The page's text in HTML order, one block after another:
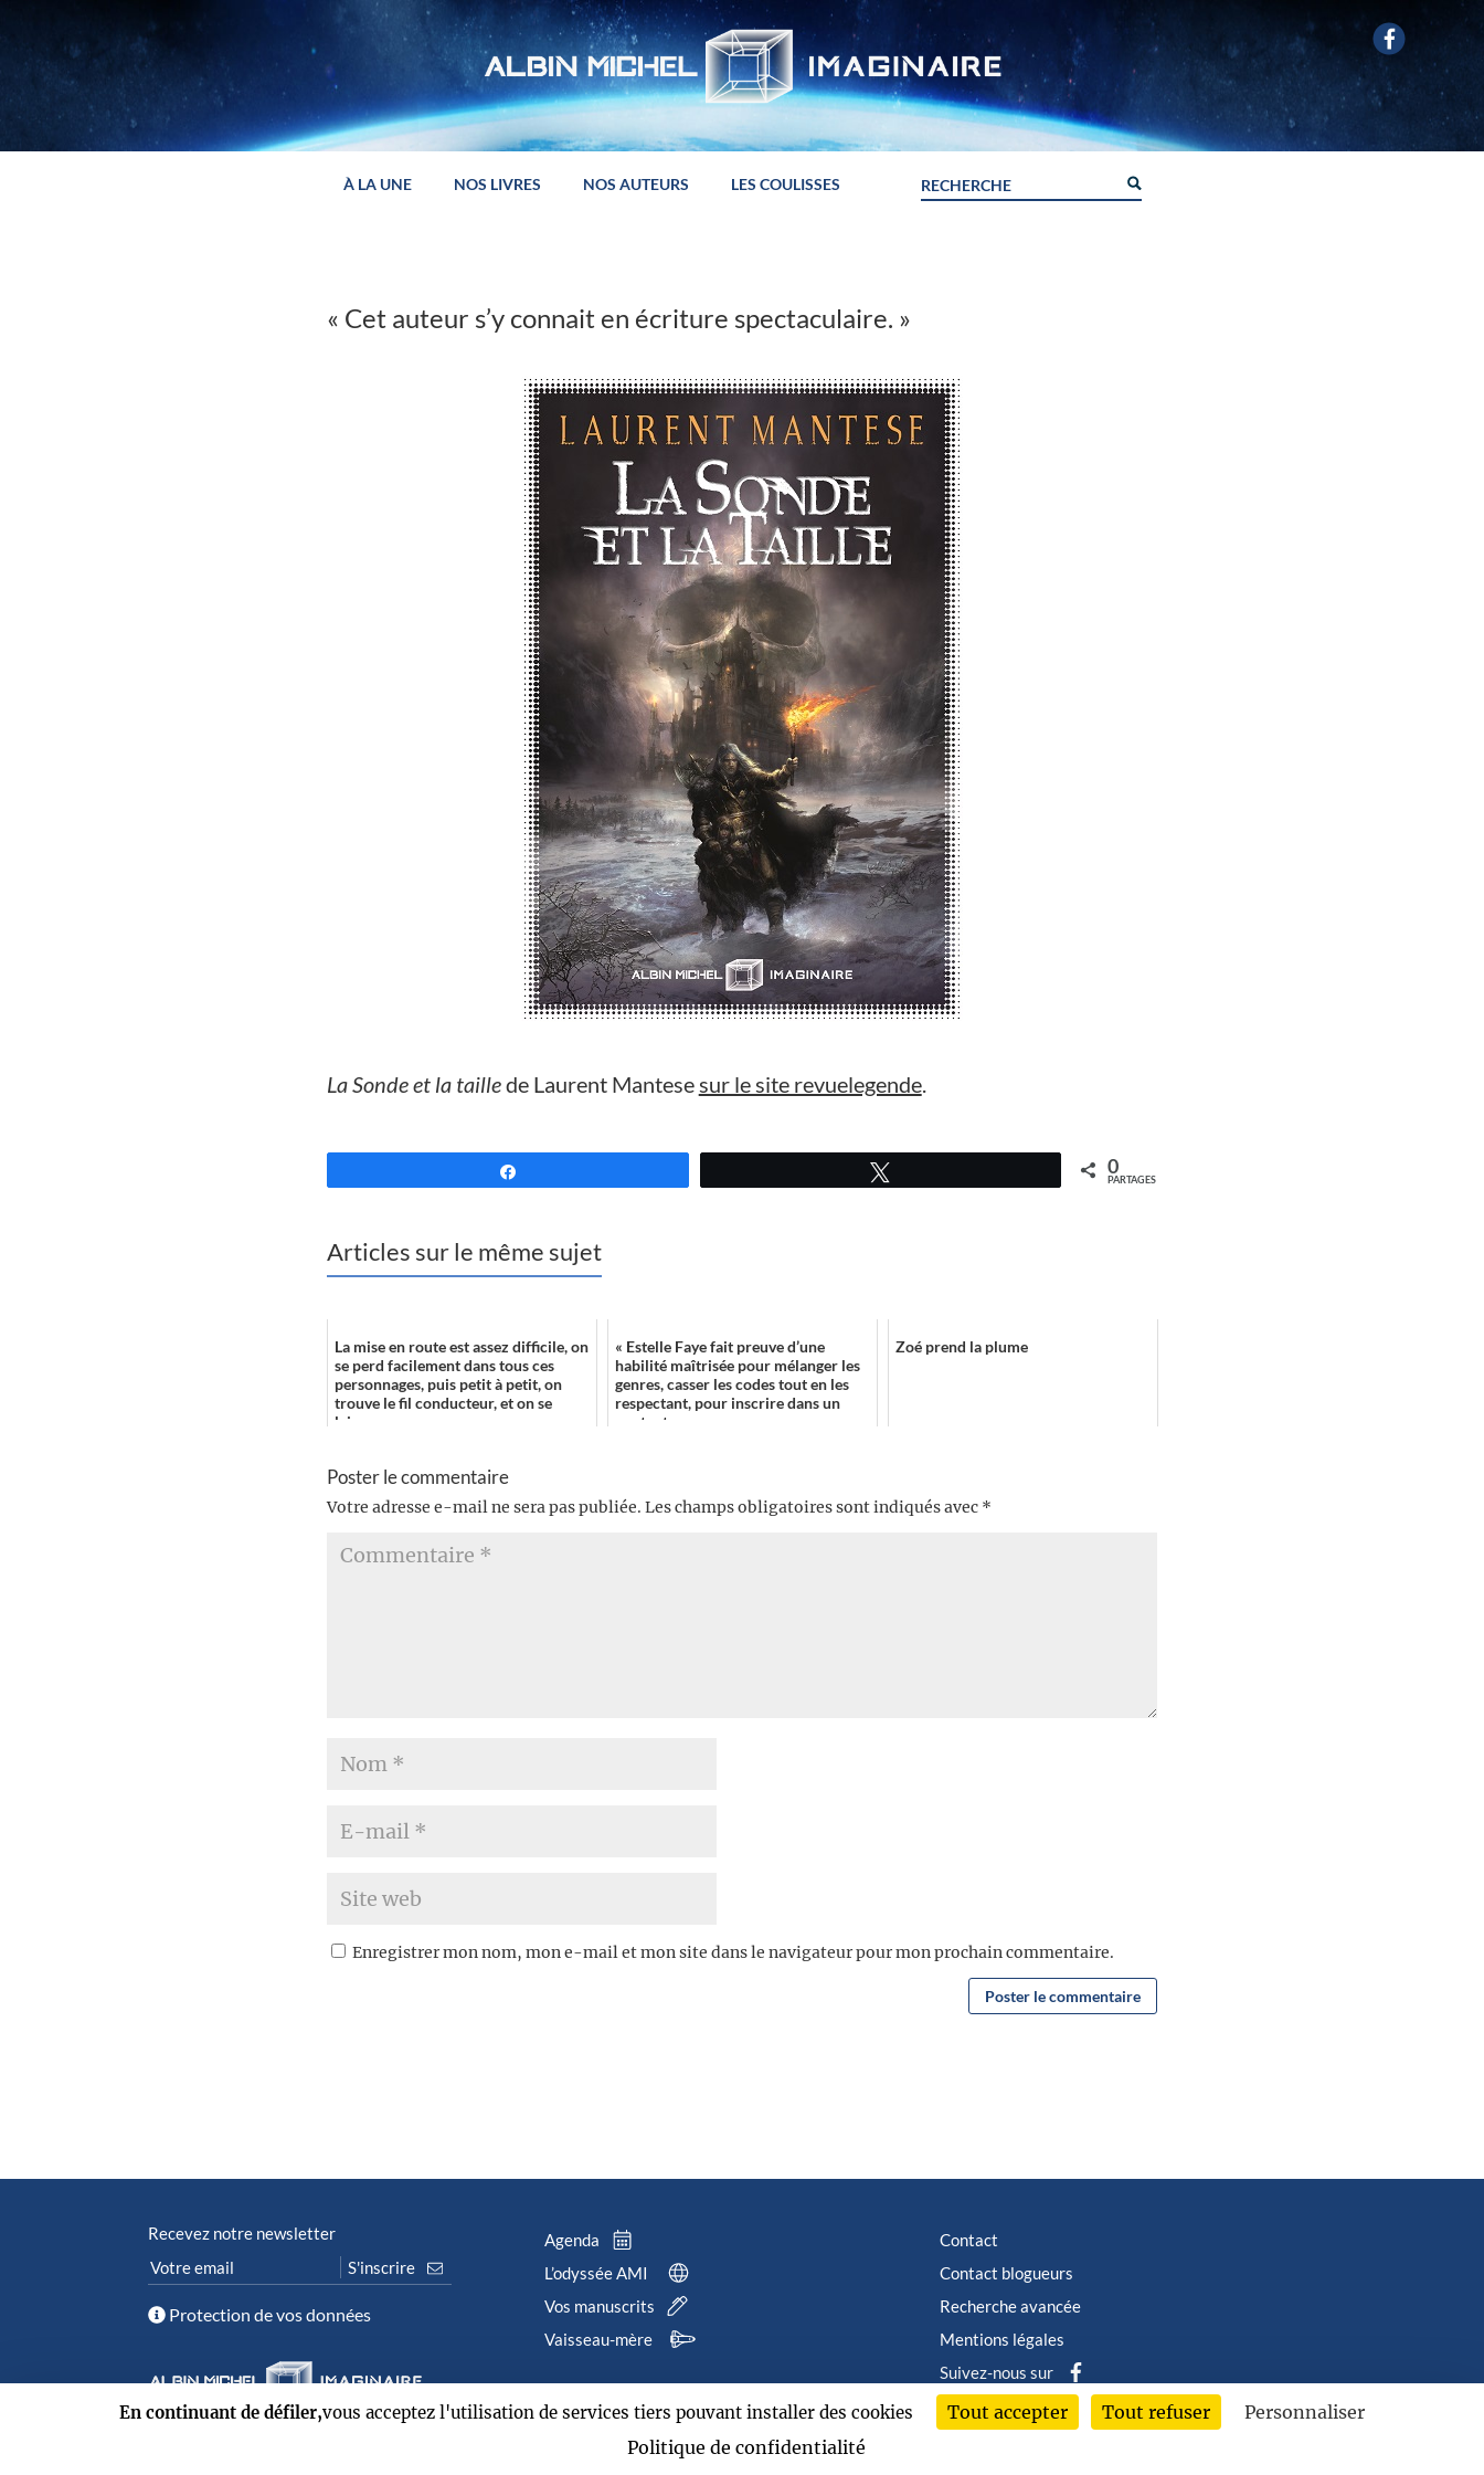
À LA UNE NOS LIVRES NOS AUTEURS LES COULISSES
« Cet auteur s’y connait en écriture spectaculaire. »
La Sonde et la taillede Laurent Mantesesur le site revuelegende.
0
PARTAGES
Articles sur le même sujet
La mise en route est assez difficile, on
se perd facilement dans tous ces
personnages, puis petit à petit, on
trouve le fil conducteur, et on se
laiss...
« Estelle Faye fait preuve d’une
habilité maîtrisée pour mélanger les
genres, casser les codes tout en les
respectant, pour inscrire dans un
contexte ...
Zoé prend la plume
Poster le commentaire
Votre adresse e-mail ne sera pas publiée. Les champs obligatoires sont indiqués avec *
Enregistrer mon nom, mon e-mail et mon site dans le navigateur pour mon prochain commentaire.
Recevez notre newsletter
Protection de vos données
Agenda
L’odyssée AMI
Vos manuscrits
Vaisseau-mère
Contact
Contact blogueurs
Recherche avancée
Mentions légales
Suivez-nous sur
2026 © Albin Michel Imaginaire - Tous droits réservés
En continuant de défiler,vous acceptez l'utilisation de services tiers pouvant installer des cookies Tout accepter Tout refuser
Personnaliser
Politique de confidentialité